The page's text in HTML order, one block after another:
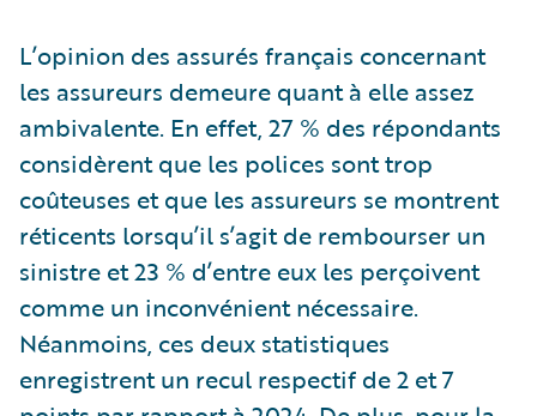
L’opinion des assurés français concernant
les assureurs demeure quant à elle assez
ambivalente. En effet, 27 % des répondants
considèrent que les polices sont trop
coûteuses et que les assureurs se montrent
réticents lorsqu’il s’agit de rembourser un
sinistre et 23 % d’entre eux les perçoivent
comme un inconvénient nécessaire.
Néanmoins, ces deux statistiques
enregistrent un recul respectif de 2 et 7